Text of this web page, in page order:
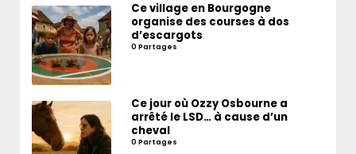
Ce village en Bourgogne
organise des courses à dos
d’escargots
0 Partages
Ce jour où Ozzy Osbourne a
arrêté le LSD… à cause d’un
cheval
0 Partages